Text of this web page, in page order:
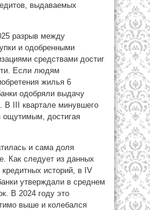
выдаваемых
разрыв между
и одобренными
средствами достиг
Если людям
жилья 6
одобряли выдачу
В III квартале минувшего
ощутимым, достигая
и сама доля
Как следует из данных
историй, в IV
утверждали в среднем
В 2024 году это
выше и колебался